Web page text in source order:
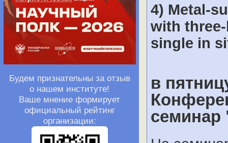
Будем признательны за отзыв
о нашем институте!
Ваше мнение формирует
официальный рейтинг
организации:
4) Metal-
with
single in
в
семинар